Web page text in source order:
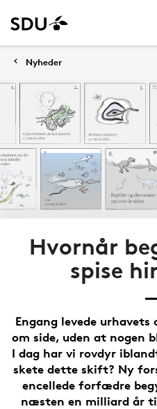
Nyheder
Hvornår
spise
Engang levede
om side, uden at nogen
I dag har vi rovdyr
skete dette skift? Ny
encellede forfædre
næsten en milliard år